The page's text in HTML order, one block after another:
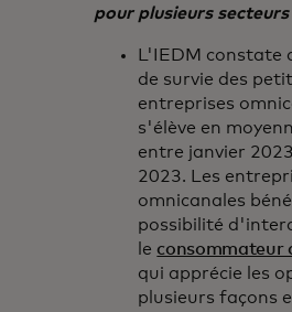
pour plusieurs
L'IEDM constate
de survie des
entreprises
s'élève en
entre janvier
2023. Les
omnicanales
possibilité
le consommateur
qui apprécie les
plusieurs façons